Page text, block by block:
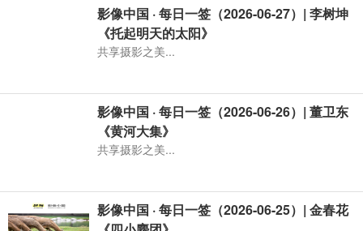
影像中国 · 每日一签（2026-06-27）| 李树坤
《托起明天的太阳》
共享摄影之美...
影像中国 · 每日一签（2026-06-26）| 董卫东
《黄河大集》
共享摄影之美...
影像中国 · 每日一签（2026-06-25）| 金春花